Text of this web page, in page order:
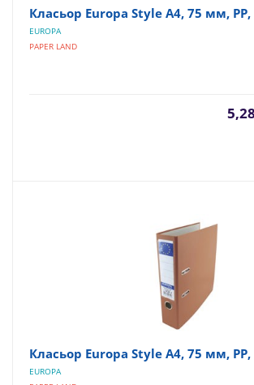
Класьор Europa Style А4, 75 мм, PP,
EUROPA
PAPER LAND
Класьор Europa Style А4, 75 мм,
EUROPA